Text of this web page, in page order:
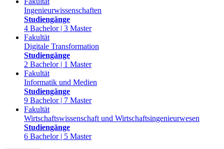
Ingenieurwissenschaften
Studiengänge
4 Bachelor | 3 Master
Fakultät
Digitale Transformation
Studiengänge
2 Bachelor | 1 Master
Fakultät
Informatik und Medien
Studiengänge
9 Bachelor | 7 Master
Fakultät
Wirtschaftswissenschaft und Wirtschaftsingenieurwesen
Studiengänge
6 Bachelor | 5 Master